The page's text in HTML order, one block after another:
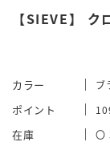
【SIEVE】
カラー ブ
ポイント
在庫 〇